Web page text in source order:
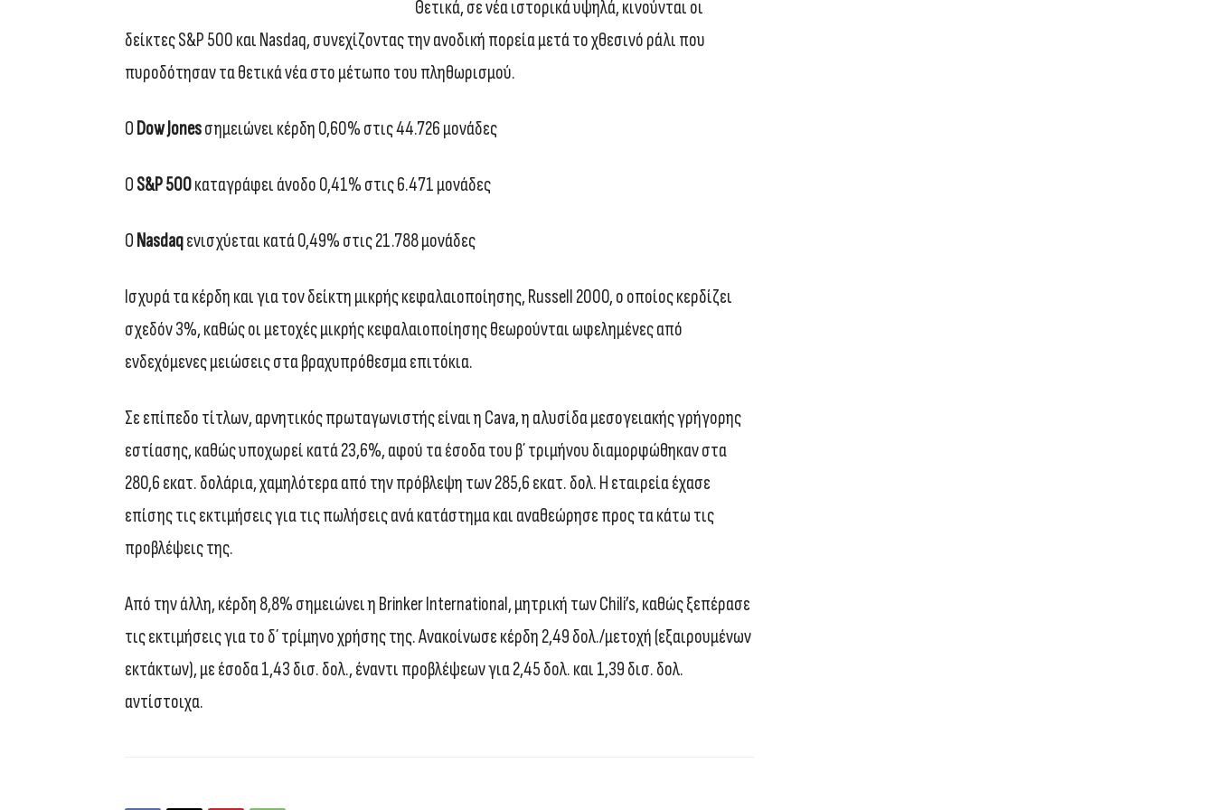
Θετικά, σε νέα ιστορικά υψηλά, κινούνται οι
δείκτες S&P 500 και Nasdaq, συνεχίζοντας την ανοδική πορεία μετά το χθεσινό ράλι που
πυροδότησαν τα θετικά νέα στο μέτωπο του πληθωρισμού.
O Dow Jonesσημειώνει κέρδη 0,60% στις 44.726 μονάδες
O S&P 500καταγράφει άνοδο 0,41% στις 6.471 μονάδες
O Nasdaqενισχύεται κατά 0,49% στις 21.788 μονάδες
Ισχυρά τα κέρδη και για τον δείκτη μικρής κεφαλαιοποίησης, Russell 2000, ο οποίος κερδίζει
σχεδόν 3%, καθώς οι μετοχές μικρής κεφαλαιοποίησης θεωρούνται ωφελημένες από
ενδεχόμενες μειώσεις στα βραχυπρόθεσμα επιτόκια.
Σε επίπεδο τίτλων, αρνητικός πρωταγωνιστής είναι η Cava, η αλυσίδα μεσογειακής γρήγορης
εστίασης, καθώς υποχωρεί κατά 23,6%, αφού τα έσοδα του β΄ τριμήνου διαμορφώθηκαν στα
280,6 εκατ. δολάρια, χαμηλότερα από την πρόβλεψη των 285,6 εκατ. δολ. Η εταιρεία έχασε
επίσης τις εκτιμήσεις για τις πωλήσεις ανά κατάστημα και αναθεώρησε προς τα κάτω τις
προβλέψεις της.
Από την άλλη, κέρδη 8,8% σημειώνει η Brinker International, μητρική των Chili’s, καθώς ξεπέρασε
τις εκτιμήσεις για το δ΄ τρίμηνο χρήσης της. Ανακοίνωσε κέρδη 2,49 δολ./μετοχή (εξαιρουμένων
εκτάκτων), με έσοδα 1,43 δισ. δολ., έναντι προβλέψεων για 2,45 δολ. και 1,39 δισ. δολ.
αντίστοιχα.